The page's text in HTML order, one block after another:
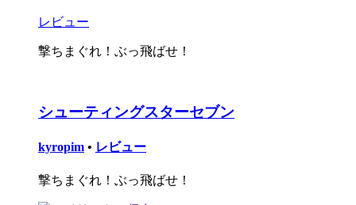
レビュー
撃ちまぐれ！ぶっ飛ばせ！
シューティングスターセブン
kyropim • レビュー
撃ちまぐれ！ぶっ飛ばせ！